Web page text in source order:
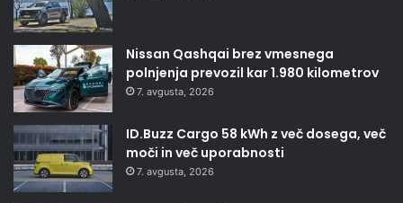
Nissan Qashqai brez vmesnega
polnjenja prevozil kar 1.980 kilometrov
7. avgusta, 2026
ID.Buzz Cargo 58 kWh z več dosega, več
moči in več uporabnosti
7. avgusta, 2026